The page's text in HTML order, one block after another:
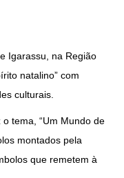
Igarassu, na Região
natalino” com
culturais.
tema, “Um Mundo de
montados pela
que remetem à